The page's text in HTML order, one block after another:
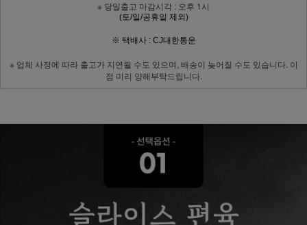
※ 당일출고 마감시각 : 오후 1시
(토/일/공휴일 제외)
※ 택배사 : CJ대한통운
※ 업체 사정에 따라 출고가 지연될 수도 있으며, 배송이 늦어질 수도 있습니다. 이
점 미리 양해부탁드립니다.